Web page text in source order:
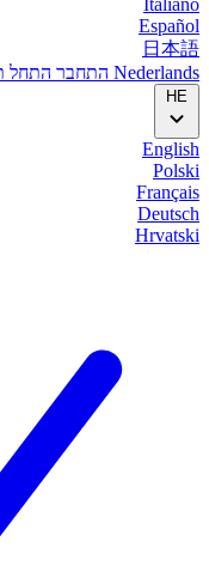
Italiano
Español
日本語
Nederlands התחבר התחל
HE
English
Polski
Français
Deutsch
Hrvatski